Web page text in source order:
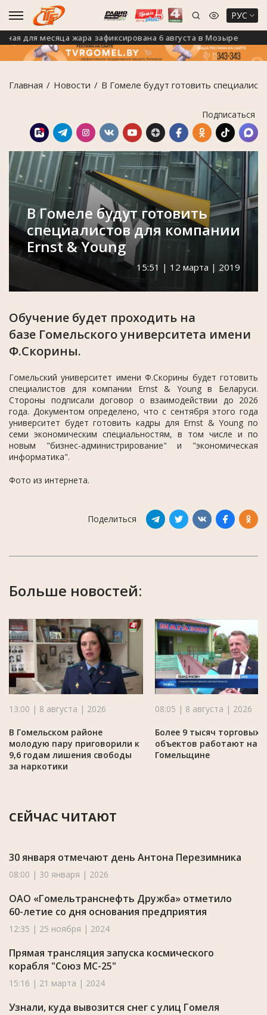
РУС
для месяца жара зафиксирована 6 августа в Мозыре
Главная Новости В Гомеле будут готовить
Подписаться
В Гомеле будут готовить
специалистов для компании
Ernst & Young
15:51 | 12 марта | 2019
Обучение будет проходить на
базе Гомельского университета имени
Ф.Скорины.
Гомельский университет имени Ф.Скорины будет готовить
специалистов для компании Ernst & Young в Беларуси.
Стороны подписали договор о взаимодействии до 2026
года. Документом определено, что с сентября этого года
университет будет готовить кадры для Ernst & Young по
семи экономическим специальностям, в том числе и по
новым "бизнес-администрирование" и "экономическая
информатика".
Фото из интернета.
Поделиться
Больше новостей:
13:00 | 8 августа | 2026
В Гомельском районе
молодую пару приговорили к
9,6 годам лишения свободы
за наркотики
08:05 | 8 августа | 2026
Более 9 тысяч торговых
объектов работают на
Гомельщине
СЕЙЧАС ЧИТАЮТ
30 января отмечают день Антона Перезимника
08:00 | 30 января | 2026
ОАО «Гомельтранснефть Дружба» отметило
60-летие со дня основания предприятия
12:35 | 25 ноября | 2024
Прямая трансляция запуска космического
корабля "Союз МС-25"
15:16 | 21 марта | 2024
Узнали, куда вывозится снег с улиц Гомеля